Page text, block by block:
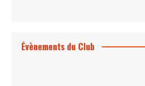
Évènements du Club